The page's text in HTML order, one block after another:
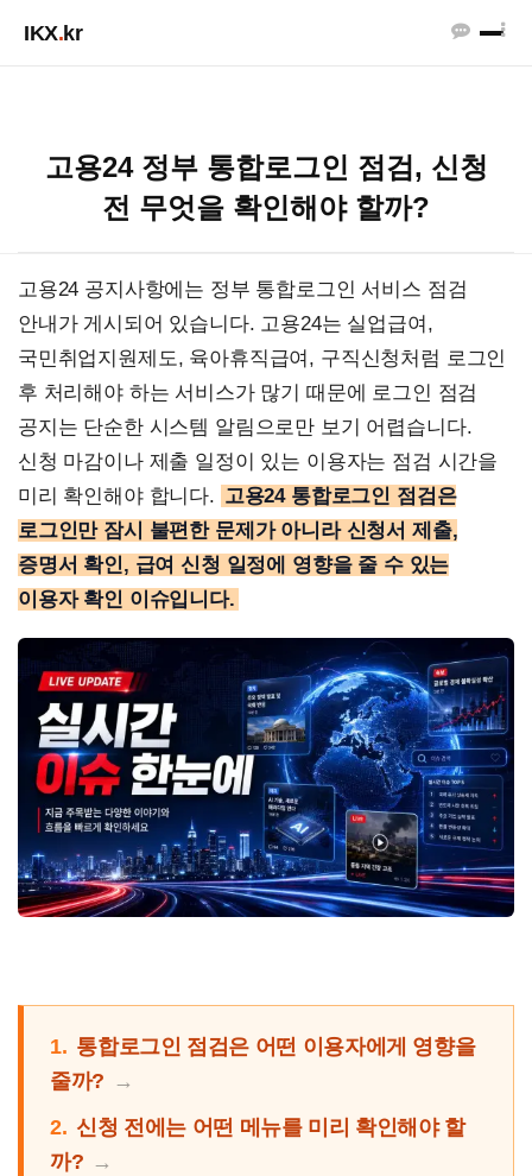
IKX.kr
고용24 정부 통합로그인 점검, 신청
전 무엇을 확인해야 할까?
고용24 공지사항에는 정부 통합로그인 서비스 점검
안내가 게시되어 있습니다. 고용24는 실업급여,
국민취업지원제도, 육아휴직급여, 구직신청처럼 로그인
후 처리해야 하는 서비스가 많기 때문에 로그인 점검
공지는 단순한 시스템 알림으로만 보기 어렵습니다.
신청 마감이나 제출 일정이 있는 이용자는 점검 시간을
미리 확인해야 합니다. 고용24 통합로그인 점검은
로그인만 잠시 불편한 문제가 아니라 신청서 제출,
증명서 확인, 급여 신청 일정에 영향을 줄 수 있는
이용자 확인 이슈입니다.
1. 통합로그인 점검은 어떤 이용자에게 영향을
줄까?
2. 신청 전에는 어떤 메뉴를 미리 확인해야 할
까?